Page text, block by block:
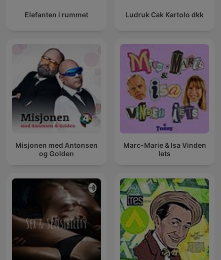
Elefanten i rummet Ludruk Cak Kartolo dkk
Misjonen med Antonsen
og Golden
Marc-Marie & Isa Vinden
Iets